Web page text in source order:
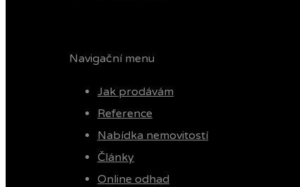
Navigační menu
Jak prodávám
Reference
Nabídka nemovitostí
Články
Online odhad